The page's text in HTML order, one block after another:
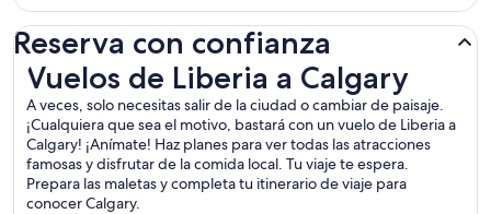
Reserva con confianza
Vuelos de Liberia a Calgary
A veces, solo necesitas salir de la ciudad o cambiar de paisaje.
¡Cualquiera que sea el motivo, bastará con un vuelo de Liberia a
Calgary! ¡Anímate! Haz planes para ver todas las atracciones
famosas y disfrutar de la comida local. Tu viaje te espera.
Prepara las maletas y completa tu itinerario de viaje para
conocer Calgary.
Vuelos de Liberia a Calgary